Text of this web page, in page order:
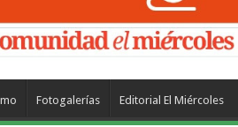
Fotogalerías Editorial El Miércoles